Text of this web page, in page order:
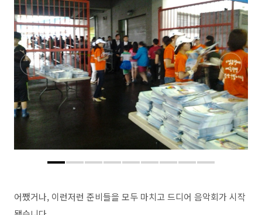
어쨌거나, 이런저런 준비들을 모두 마치고 드디어 음악회가 시작